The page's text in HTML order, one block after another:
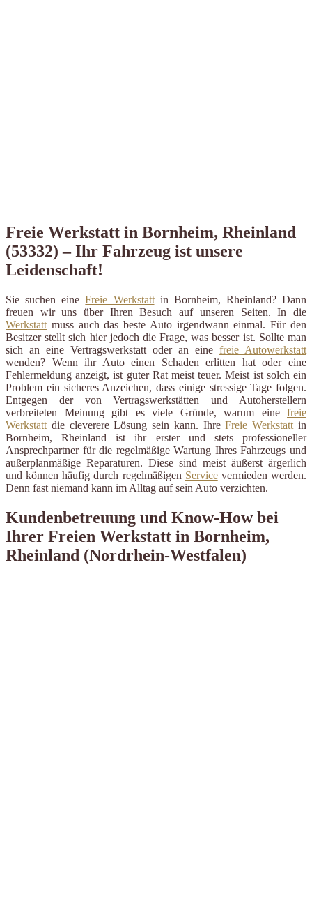
Freie Werkstatt in Bornheim, Rheinland
(53332) – Ihr Fahrzeug ist unsere
Leidenschaft!
Sie suchen eineFreie Werkstattin Bornheim, Rheinland? Dann
freuen wir uns über Ihren Besuch auf unseren Seiten. In die
Werkstatt muss auch das beste Auto irgendwann einmal. Für den
Besitzer stellt sich hier jedoch die Frage, was besser ist. Sollte man
sich an eine Vertragswerkstatt oder an eine freie Autowerkstatt
wenden? Wenn ihr Auto einen Schaden erlitten hat oder eine
Fehlermeldung anzeigt, ist guter Rat meist teuer. Meist ist solch ein
Problem ein sicheres Anzeichen, dass einige stressige Tage folgen.
Entgegen der von Vertragswerkstätten und Autoherstellern
verbreiteten Meinung gibt es viele Gründe, warum eine freie
Werkstatt die cleverere Lösung sein kann. IhreFreie Werkstatt in
Bornheim, Rheinland ist ihr erster und stets professioneller
Ansprechpartner für die regelmäßige Wartung Ihres Fahrzeugs und
außerplanmäßige Reparaturen. Diese sind meist äußerst ärgerlich
und können häufig durch regelmäßigen Servicevermieden werden.
Denn fast niemand kann im Alltag auf sein Auto verzichten.
Kundenbetreuung und Know-How bei
Ihrer Freien Werkstatt in Bornheim,
Rheinland (Nordrhein-Westfalen)